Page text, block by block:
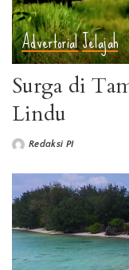
AdvertorialJelajah
Surga di
Lindu
Redaksi PI